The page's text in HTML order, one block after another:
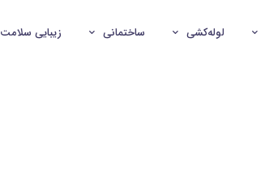
لوله‌کشی ساختمانی زیبایی سلامت